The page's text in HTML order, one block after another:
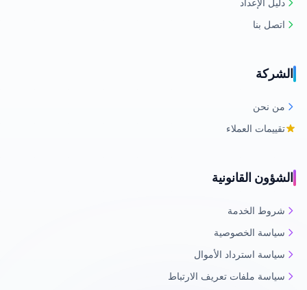
دليل الإعداد
اتصل بنا
الشركة
من نحن
تقييمات العملاء
الشؤون القانونية
شروط الخدمة
سياسة الخصوصية
سياسة استرداد الأموال
سياسة ملفات تعريف الارتباط